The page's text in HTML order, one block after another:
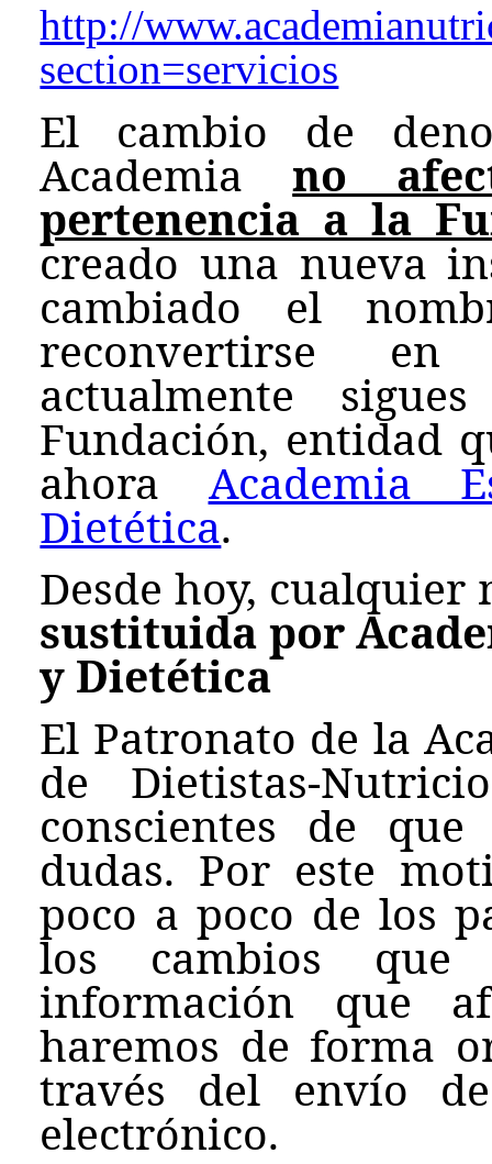
http://
section=servicios
El cambio de
Academiano
pertenencia a la
creado una nueva
cambiado el
reconvertirse
actualmente
Fundación, entidad
ahora Academia
Dietética.
Desde hoy, cualquier
sustituida por
y Dietética
El Patronato de la
de Dietistas-
conscientes de
dudas. Por este
poco a poco de los
los cambios
información que
haremos de forma
través del envío
electrónico.